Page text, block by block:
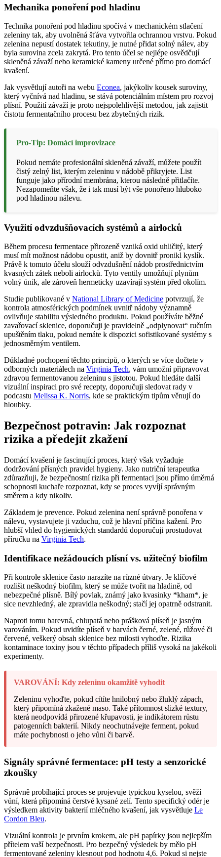
Mechanika ponoření pod hladinu
Technika ponoření pod hladinu spočívá v mechanickém stlačení
zeleniny tak, aby uvolněná šťáva vytvořila ochrannou vrstvu. Pokud
zelenina nepustí dostatek tekutiny, je nutné přidat solný nálev, aby
byla surovina zcela zakrytá. Pro tento účel se nejlépe osvědčují
skleněná závaží nebo keramické kameny určené přímo pro domácí
kvašení.
Jak vysvětlují autoři na webu Econea, jakýkoliv kousek suroviny,
který vyčnívá nad hladinu, se stává potenciálním místem pro rozvoj
plísní. Použití závaží je proto nejspolehlivější metodou, jak zajistit
čistotu fermentačního procesu bez zbytečných rizik.
Pro-Tip: Domácí improvizace
Pokud nemáte profesionální skleněná závaží, můžete použít
čistý zelný list, kterým zeleninu v nádobě přikryjete. List
funguje jako přírodní membrána, kterou následně přitlačíte.
Nezapomeňte však, že i tak musí být vše ponořeno hluboko
pod hladinou nálevu.
Využití odvzdušňovacích systémů a airlocků
Během procesu fermentace přirozeně vzniká oxid uhličitý, který
musí mít možnost nádobu opustit, aniž by dovnitř pronikl kyslík.
Právě k tomuto účelu slouží odvzdušnění nádob prostřednictvím
kvasných zátek neboli airlocků. Tyto ventily umožňují plynům
volný únik, ale zároveň hermeticky uzavírají systém před okolím.
Studie publikované v National Library of Medicine potvrzují, že
kontrola atmosférických podmínek uvnitř nádoby významně
ovlivňuje stabilitu výsledného produktu. Pokud používáte běžné
zavařovací sklenice, doporučuji je pravidelně „odplynovat“ ručním
upuštěním tlaku, pokud nemáte k dispozici sofistikované systémy s
jednosměrným ventilem.
Důkladné pochopení těchto principů, o kterých se více dočtete v
odborných materiálech na Virginia Tech, vám umožní připravovat
zdravou fermentovanou zeleninu s jistotou. Pokud hledáte další
vizuální inspiraci pro své recepty, doporučuji sledovat rady v
podcastu Melissa K. Norris, kde se praktickým tipům věnují do
hloubky.
Bezpečnost potravin: Jak rozpoznat
rizika a předejít zkažení
Domácí kvašení je fascinující proces, který však vyžaduje
dodržování přísných pravidel hygieny. Jako nutriční terapeutka
zdůrazňuji, že bezpečnostní rizika při fermentaci jsou přímo úměrná
schopnosti kuchaře rozpoznat, kdy se proces vyvíjí správným
směrem a kdy nikoliv.
Základem je prevence. Pokud zelenina není správně ponořena v
nálevu, vystavujete ji vzduchu, což je hlavní příčina kažení. Pro
hlubší vhled do hygienických standardů doporučuji prostudovat
příručku na Virginia Tech.
Identifikace nežádoucích plísní vs. užitečný biofilm
Při kontrole sklenice často narazíte na různé útvary. Je klíčové
rozlišit neškodný biofilm, který se může tvořit na hladině, od
nebezpečné plísně. Bílý povlak, známý jako kvasinky *kham*, je
sice nevzhledný, ale zpravidla neškodný; stačí jej opatrně odstranit.
Naproti tomu barevná, chlupatá nebo prášková plíseň je jasným
varováním. Pokud uvidíte plíseň v barvách černé, zelené, růžové či
červené, veškerý obsah sklenice bez milosti vyhoďte. Rizika
kontaminace toxiny jsou v těchto případech příliš vysoká na jakékoli
experimenty.
VAROVÁNÍ: Kdy zeleninu okamžitě vyhodit
Zeleninu vyhoďte, pokud cítíte hnilobný nebo žluklý zápach,
který připomíná zkažené maso. Také přítomnost slizké textury,
která neodpovídá přirozené křupavosti, je indikátorem růstu
patogenních bakterií. Nikdy neochutnávejte ferment, pokud
máte pochybnosti o jeho vůni či barvě.
Signály správné fermentace: pH testy a senzorické
zkoušky
Správně probíhající proces se projevuje typickou kyselou, svěží
vůní, která připomíná čerstvé kysané zelí. Tento specifický odér je
výsledkem aktivity bakterií mléčného kvašení, jak vysvětluje Le
Cordon Bleu.
Vizuální kontrola je prvním krokem, ale pH papírky jsou nejlepším
přítelem vaší bezpečnosti. Pro bezpečný výsledek by mělo pH
fermentované zeleniny klesnout pod hodnotu 4,6. Pokud si nejste